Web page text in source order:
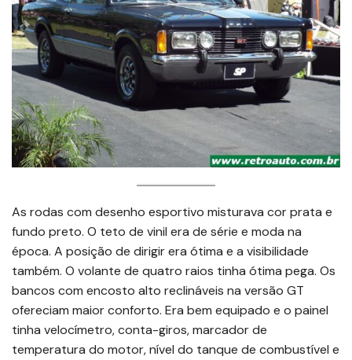
As rodas com desenho esportivo misturava cor prata e
fundo preto. O teto de vinil era de série e moda na
época. A posição de dirigir era ótima e a visibilidade
também. O volante de quatro raios tinha ótima pega. Os
bancos com encosto alto reclináveis na versão GT
ofereciam maior conforto. Era bem equipado e o painel
tinha velocímetro, conta-giros, marcador de
temperatura do motor, nível do tanque de combustível e